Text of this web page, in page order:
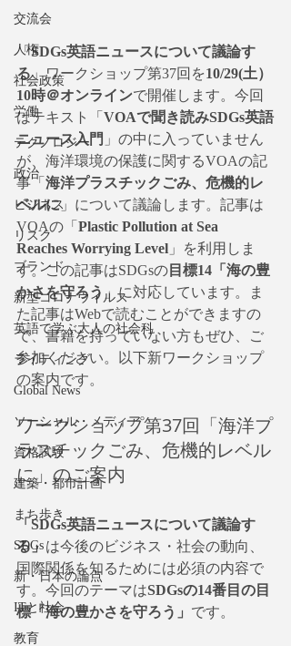
交流会
人権
社会政策
労働
テクノロジー
政治
ビジネス
リスク
ブランド
新型コロナウイルス
英語で学ぶ大人の社会科
ライティング
Global News
ソーシャル・メディア
資格試験
建築・都市計画
まち歩き
SDGs
新・日本の論点
ITと社会
教育
「SDGs英語ニュースについて議論す
る」ワークショップ第37回を10/29(土）
10時＠オンラインで開催します。今回
はテキスト「 VOAで聞き読みSDGs英語
ニュース入門 」の中に入っていません
が、海洋環境の保護に関するVOAの記
事「 海洋プラスチックごみ、危機的レ
ベルに」について議論します。記事は
VOAの「 Plastic Pollution at Sea
Reaches Worrying Level 」を利用しま
す。この記事はSDGsの 目標14「海の豊
かさを守ろう 」に対応しています。ま
た記事はWebで読むことができますの
で、書籍を持っていない方もぜひ、ご
参加ください。以下新ワークショップ
の案内です。
ワークショップ第37回「海洋プ
ラスチックごみ、危機的レベル
に」のご案内
「SDGs英語ニュースについて議論す
る」は今後のビジネス・社会の動向、
国際関係を知るためには必須の内容で
す。今回のテーマはSDGsの14番目の目
標「海の豊かさを守ろう」 です。